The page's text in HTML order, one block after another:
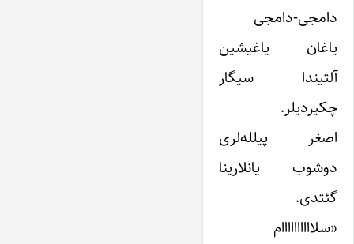
دامجی-دامجی
یاغان یاغیشین
آلتیندا سیگار
چکیردیلر.
اصغر پیلله‌لری
دوشوب یانلارینا
گئتدی.
«سلاااااااااام